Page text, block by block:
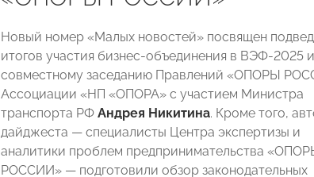
Новый номер «Малых новостей» посвящен
итогов участия бизнес-объединения в ВЭФ-2025 и
совместному заседанию Правлений «ОПОРЫ
Ассоциации «НП «ОПОРА» с участием Министра
транспорта РФ Андрея Никитина. Кроме того,
дайджеста — специалисты Центра экспертизы и
аналитики проблем предпринимательства
РОССИИ» — подготовили обзор законодательных